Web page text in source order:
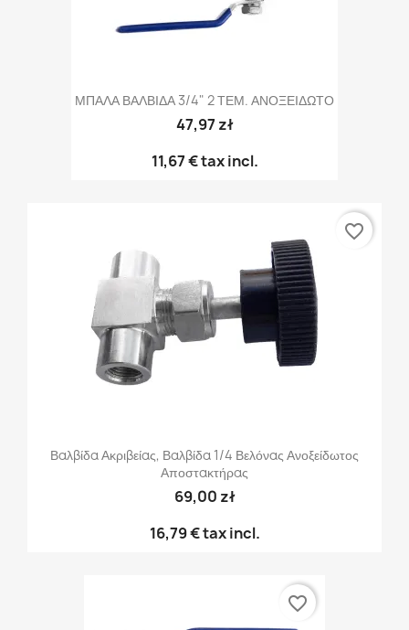
ΜΠΑΛΑ ΒΑΛΒΙΔΑ 3/4" 2 ΤΕΜ. ΑΝΟΞΕΙΔΩΤΟ
47,97 zł
11,67 €tax incl.
Βαλβίδα Ακριβείας, Βαλβίδα 1/4 Βελόνας Ανοξείδωτος
Αποστακτήρας
69,00 zł
16,79 €tax incl.
favorite_border
favorite_border